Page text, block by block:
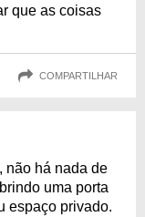
que as coisas
COMPARTILHAR
não há nada de
uma porta
espaço privado.